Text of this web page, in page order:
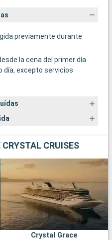
previamente durante
la cena del primer día
día, excepto servicios
CRUISES
Crystal Grace